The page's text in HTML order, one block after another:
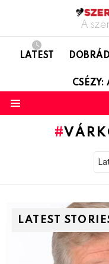
A
LATEST
CSÉZY:
LATEST